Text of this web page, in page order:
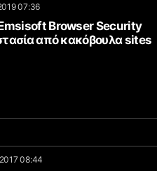
07:36
Browser Security
από κακόβουλα sites
08:44